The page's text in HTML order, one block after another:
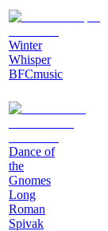
Winter
Whisper
BFCmusic
Dance of
the
Gnomes
Long
Roman
Spivak